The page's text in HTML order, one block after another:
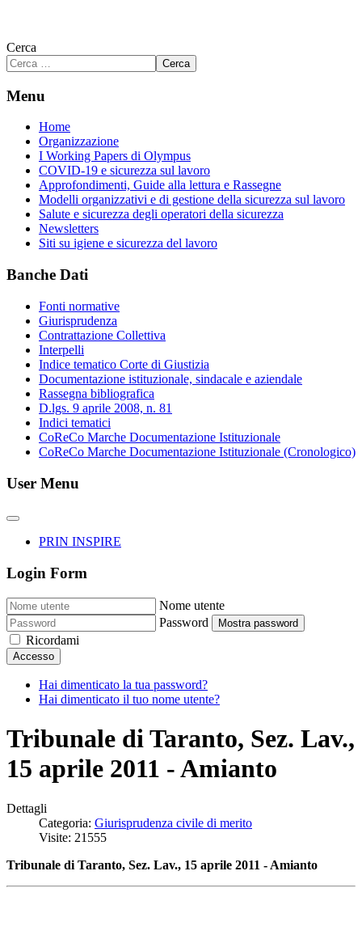
Cerca
Cerca
Menu
Home
Organizzazione
I Working Papers di Olympus
COVID-19 e sicurezza sul lavoro
Approfondimenti, Guide alla lettura e Rassegne
Modelli organizzativi e di gestione della sicurezza sul lavoro
Salute e sicurezza degli operatori della sicurezza
Newsletters
Siti su igiene e sicurezza del lavoro
Banche Dati
Fonti normative
Giurisprudenza
Contrattazione Collettiva
Interpelli
Indice tematico Corte di Giustizia
Documentazione istituzionale, sindacale e aziendale
Rassegna bibliografica
D.lgs. 9 aprile 2008, n. 81
Indici tematici
CoReCo Marche Documentazione Istituzionale
CoReCo Marche Documentazione Istituzionale (Cronologico)
User Menu
PRIN INSPIRE
Login Form
Nome utente
Password
Mostra password
Ricordami
Accesso
Hai dimenticato la tua password?
Hai dimenticato il tuo nome utente?
Tribunale di Taranto, Sez. Lav.,
15 aprile 2011 - Amianto
Dettagli
Categoria: Giurisprudenza civile di merito
Visite: 21555
Tribunale di Taranto, Sez. Lav., 15 aprile 2011 - Amianto